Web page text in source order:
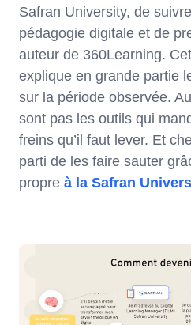
Safran University, de
pédagogie digitale et de
auteur de 360Learning.
explique en grande partie
sur la période observée.
sont pas les outils qui
freins qu’il faut lever. Et
parti de les faire sauter
propre à la Safran